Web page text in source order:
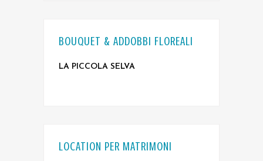
BOUQUET & ADDOBBI FLOREALI
LA PICCOLA SELVA
LOCATION PER MATRIMONI